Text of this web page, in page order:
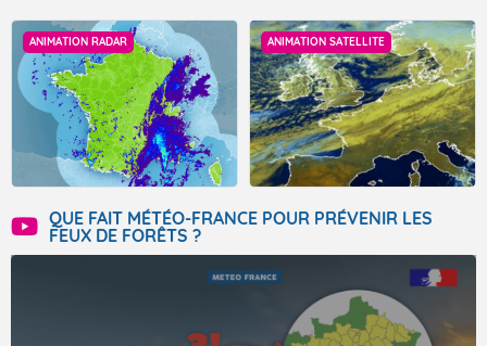
ANIMATION RADAR ANIMATION SATELLITE
QUE FAIT MÉTÉO-FRANCE POUR PRÉVENIR LES
FEUX DE FORÊTS ?